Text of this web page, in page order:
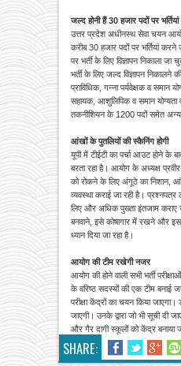
जल्द होनी हैं 30 हजार पदों पर भर्तियां
उत्तर प्रदेश अधीनस्थ सेवा चयन
करीब 30 हजार पदों पर भर्तियां
पर भर्ती के लिए विज्ञापन निकाला
भर्ती के लिए जल्द विज्ञापन निकालने
प्राविधिक, गन्ना पर्यवेक्षक व समान
सहायक, आशुलिपिक व समान योग्यता
तकनीशियन के 1200 पदों समेत अन्य
आंखों के पुतलियों की स्कैनिंग होगी
यूपी में टीईटी का पर्चा आउट होने के
बरता रहा है। आयोग के अध्यक्ष
को रोकने के लिए अंगूठे का निशान,
व्यवस्था कराई जा रही है।
लिए और अधिक पुख्ता इंतजाम कराए
बनवाने, इसे कोषागार में रखने और
ध्यान दिया जा रहा है।
आयोग की टीम रखेगी नजर
आयोग की होने वाली सभी भर्ती
के वरिष्ठ सदस्यों की एक टीम बनाई
परीक्षा केंद्रों का चयन किया
जाएगी। उनके द्वारा जो भी सूची दी
और गैर दागी स्कूलों को केंद्र बनाया
SHARE: